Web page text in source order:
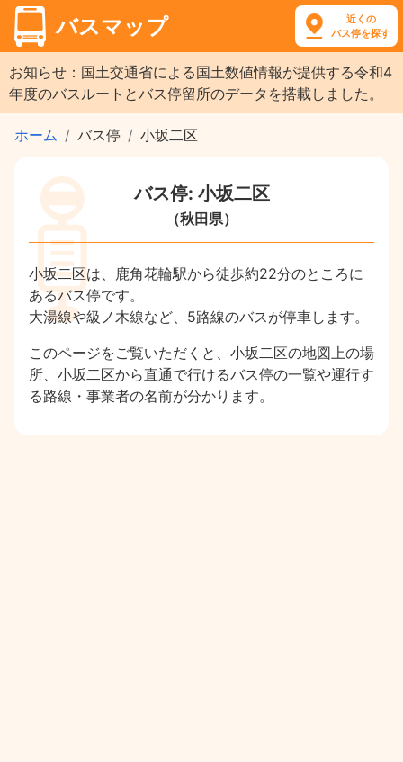
バスマップ
近くの
バス停を探す
お知らせ：国土交通省による国土数値情報が提供する令和4
年度のバスルートとバス停留所のデータを搭載しました。
ホーム バス停 小坂二区
バス停: 小坂二区
（秋田県）
小坂二区は、鹿角花輪駅から徒歩約22分のところに
あるバス停です。
大湯線や級ノ木線など、5路線のバスが停車します。
このページをご覧いただくと、小坂二区の地図上の場
所、小坂二区から直通で行けるバス停の一覧や運行す
る路線・事業者の名前が分かります。